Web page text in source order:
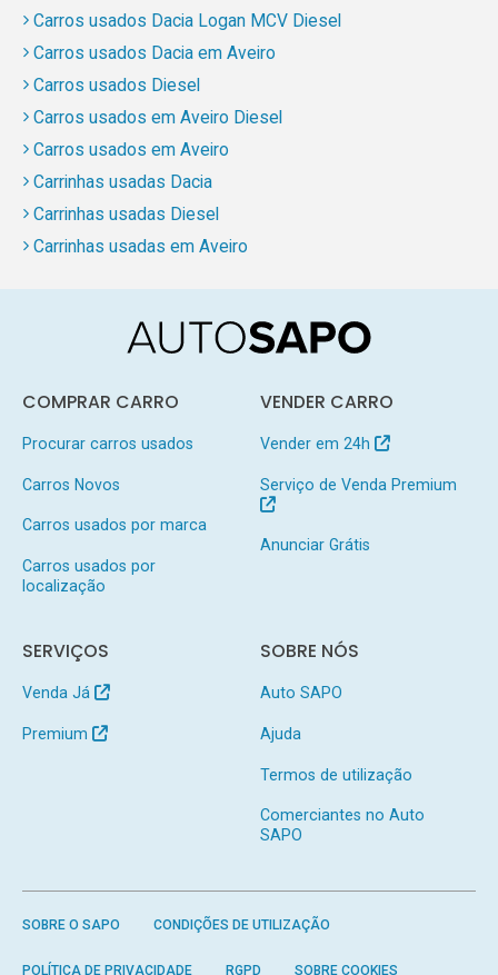
Carros usados Dacia Logan MCV Diesel
Carros usados Dacia em Aveiro
Carros usados Diesel
Carros usados em Aveiro Diesel
Carros usados em Aveiro
Carrinhas usadas Dacia
Carrinhas usadas Diesel
Carrinhas usadas em Aveiro
COMPRAR CARRO
Procurar carros usados
Carros Novos
Carros usados por marca
Carros usados por
localização
VENDER CARRO
Vender em 24h
Serviço de Venda Premium
Anunciar Grátis
SERVIÇOS
Venda Já
Premium
SOBRE NÓS
Auto SAPO
Ajuda
Termos de utilização
Comerciantes no Auto
SAPO
SOBRE O SAPO CONDIÇÕES DE UTILIZAÇÃO
POLÍTICA DE PRIVACIDADE RGPD SOBRE COOKIES